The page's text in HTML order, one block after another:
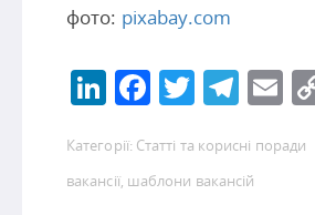
фото: pixabay.com
LinkedIn
Facebook
Twitter
Категорії: Статті та корисні поради
вакансії, шаблони вакансій